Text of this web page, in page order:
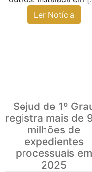
Ler Notícia
Sejud de 1º
registra mais de
milhões de
expedientes
processuais em
2025